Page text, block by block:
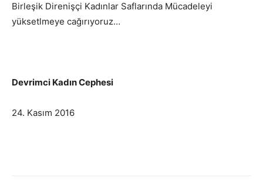
Birleşik Direnişçi Kadınlar Saflarında Mücadeleyi
yüksetlmeye cağırıyoruz…
Devrimci Kadın Cephesi
24. Kasım 2016